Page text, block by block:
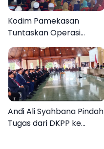
Kodim Pamekasan
Tuntaskan Operasi
Katarak Gratis, 160
Warga Kembali Melihat
Lebih Jelas
Andi Ali Syahbana Pindah
Tugas dari DKPP ke